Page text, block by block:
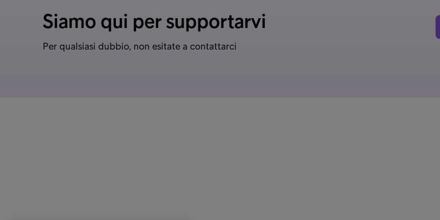
Siamo qui per supportarvi
Per qualsiasi dubbio, non esitate a contattarci